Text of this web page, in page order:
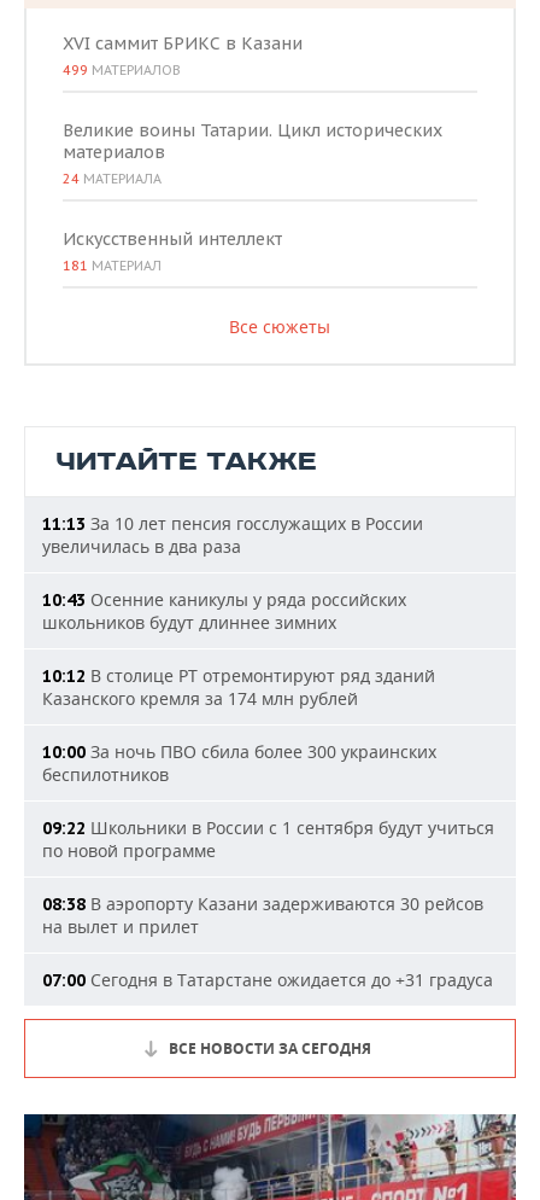
XVI саммит БРИКС в Казани
499 МАТЕРИАЛОВ
Великие воины Татарии. Цикл исторических
материалов
24 МАТЕРИАЛА
Искусственный интеллект
181 МАТЕРИАЛ
Все сюжеты
ЧИТАЙТЕ ТАКЖЕ
11:13 За 10 лет пенсия госслужащих в России
увеличилась в два раза
10:43 Осенние каникулы у ряда российских
школьников будут длиннее зимних
10:12 В столице РТ отремонтируют ряд зданий
Казанского кремля за 174 млн рублей
10:00 За ночь ПВО сбила более 300 украинских
беспилотников
09:22 Школьники в России с 1 сентября будут учиться
по новой программе
08:38 В аэропорту Казани задерживаются 30 рейсов
на вылет и прилет
07:00 Сегодня в Татарстане ожидается до +31 градуса
ВСЕ НОВОСТИ ЗА СЕГОДНЯ